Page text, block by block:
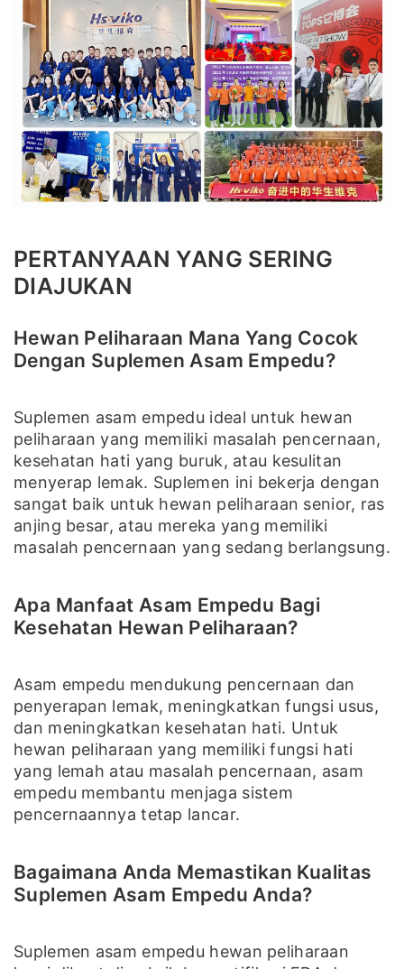
PERTANYAAN YANG SERING
DIAJUKAN
Hewan Peliharaan Mana Yang Cocok
Dengan Suplemen Asam Empedu?
Suplemen asam empedu ideal untuk hewan
peliharaan yang memiliki masalah pencernaan,
kesehatan hati yang buruk, atau kesulitan
menyerap lemak. Suplemen ini bekerja dengan
sangat baik untuk hewan peliharaan senior, ras
anjing besar, atau mereka yang memiliki
masalah pencernaan yang sedang berlangsung.
Apa Manfaat Asam Empedu Bagi
Kesehatan Hewan Peliharaan?
Asam empedu mendukung pencernaan dan
penyerapan lemak, meningkatkan fungsi usus,
dan meningkatkan kesehatan hati. Untuk
hewan peliharaan yang memiliki fungsi hati
yang lemah atau masalah pencernaan, asam
empedu membantu menjaga sistem
pencernaannya tetap lancar.
Bagaimana Anda Memastikan Kualitas
Suplemen Asam Empedu Anda?
Suplemen asam empedu hewan peliharaan